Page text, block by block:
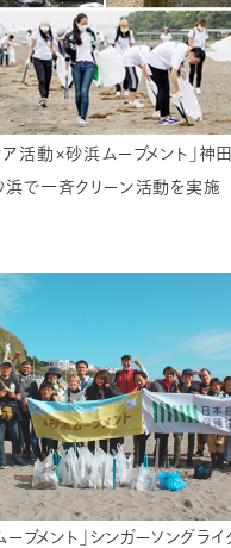
活動×砂浜ムーブメント」神
浜で一斉クリーン活動を実施
メント」シンガーソングラ